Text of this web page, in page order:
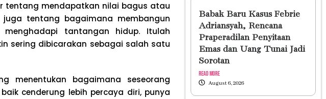
tentang mendapatkan nilai bagus atau
tentang bagaimana membangun
tantangan hidup. Itulah
sering dibicarakan sebagai salah satu
menentukan bagaimana seseorang
cenderung lebih percaya diri, punya
Babak Baru Kasus Febrie
Adriansyah, Rencana
Praperadilan Penyitaan
Emas dan Uang Tunai Jadi
Sorotan
Read More
August 6, 2026